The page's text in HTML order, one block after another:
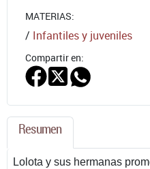
MATERIAS:
/ Infantiles y juveniles
Compartir en:
Resumen
Lolota y sus hermanas